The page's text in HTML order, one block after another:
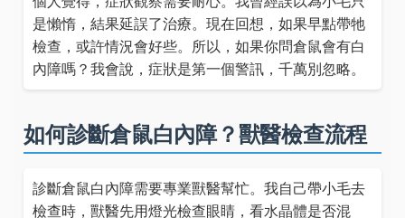
是懶惰，結果延誤了治療。現在回想，如果早點帶牠
檢查，或許情況會好些。所以，如果你問倉鼠會有白
內障嗎？我會說，症狀是第一個警訊，千萬別忽略。
如何診斷倉鼠白內障？獸醫檢查流程
診斷倉鼠白內障需要專業獸醫幫忙。我自己帶小毛去
檢查時，獸醫先用燈光檢查眼睛，看水晶體是否混